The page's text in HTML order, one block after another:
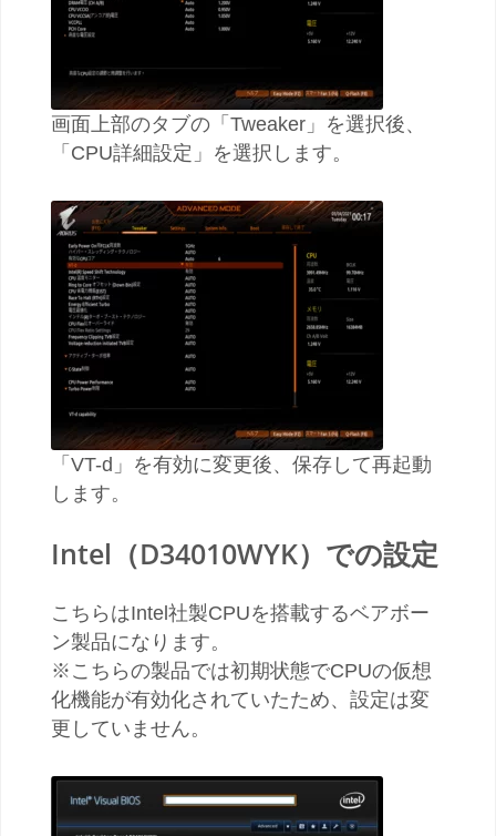
画面上部のタブの「Tweaker」を選択後、
「CPU詳細設定」を選択します。
「VT-d」を有効に変更後、保存して再起動
します。
Intel（D34010WYK）での設定
こちらはIntel社製CPUを搭載するベアボー
ン製品になります。
※こちらの製品では初期状態でCPUの仮想
化機能が有効化されていたため、設定は変
更していません。